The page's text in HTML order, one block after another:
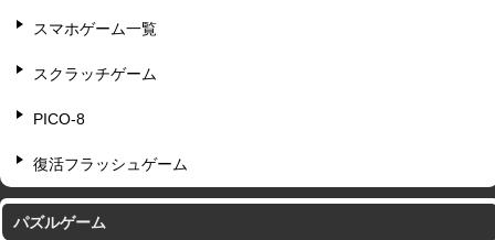
スマホゲーム一覧
スクラッチゲーム
PICO-8
復活フラッシュゲーム
パズルゲーム